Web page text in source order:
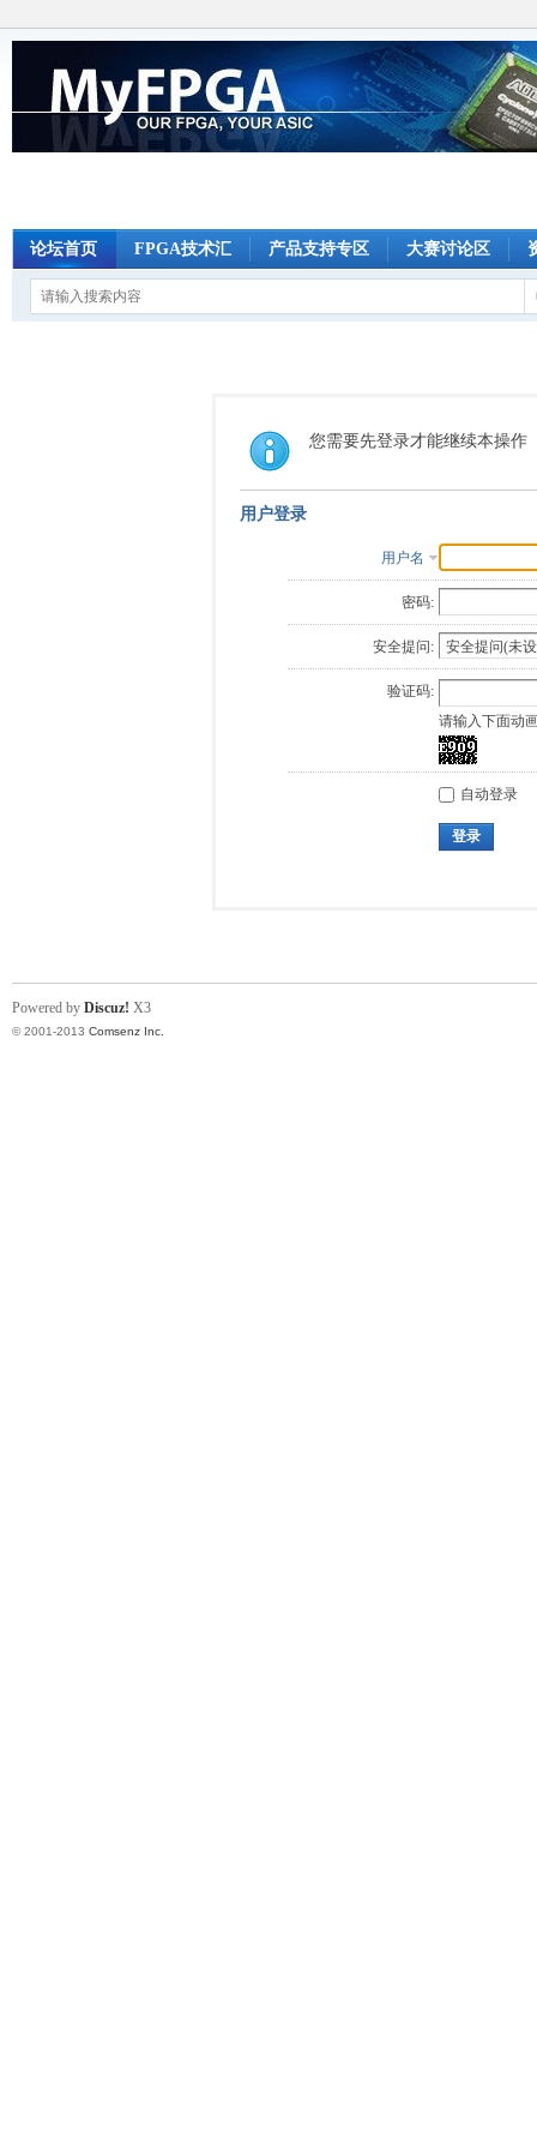
论坛首页 FPGA技术汇 产品支持专区 大赛讨论区
您需要先登录才能继续本操作
用户登录
用户名
密码:
安全提问:
验证码:
请输入下面动
自动登录
登录
Powered by Discuz! X3
© 2001-2013 Comsenz Inc.